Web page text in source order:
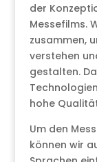
der
Messefilms.
zusammen,
verstehen
gestalten.
hohe
Um den
können wir